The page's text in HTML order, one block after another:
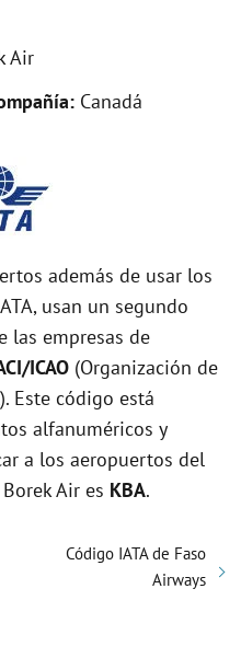
Air
Canadá
además de usar los
usan un segundo
las empresas de
ICAO (Organización de
Este código está
alfanuméricos y
a los aeropuertos del
Air es KBA.
Código IATA de Faso
Airways